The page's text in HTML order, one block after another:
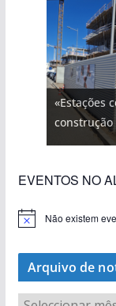
«Estações
construção
EVENTOS NO
Não existem
Arquivo de